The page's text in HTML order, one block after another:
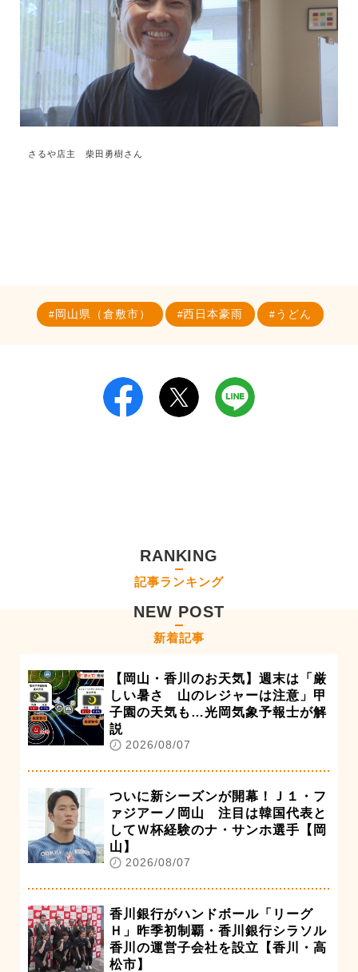
さるや店主 柴田勇樹さん
岡山県（倉敷市） 西日本豪雨 うどん
RANKING
記事ランキング
NEW POST
新着記事
【岡山・香川のお天気】週末は「厳
しい暑さ 山のレジャーは注意」甲
子園の天気も…光岡気象予報士が解
説
2026/08/07
ついに新シーズンが開幕！Ｊ１・フ
ァジアーノ岡山 注目は韓国代表と
してＷ杯経験のナ・サンホ選手【岡
山】
2026/08/07
香川銀行がハンドボール「リーグ
Ｈ」昨季初制覇・香川銀行シラソル
香川の運営子会社を設立【香川・高
松市】